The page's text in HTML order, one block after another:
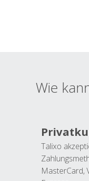
Wie
Talixo
MasterCard,